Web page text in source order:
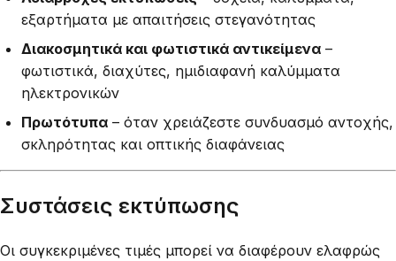
εξαρτήματα με απαιτήσεις στεγανότητας
Διακοσμητικά και φωτιστικά αντικείμενα –
φωτιστικά, διαχύτες, ημιδιαφανή καλύμματα
ηλεκτρονικών
Πρωτότυπα – όταν χρειάζεστε συνδυασμό αντοχής,
σκληρότητας και οπτικής διαφάνειας
Συστάσεις εκτύπωσης
Οι συγκεκριμένες τιμές μπορεί να διαφέρουν ελαφρώς